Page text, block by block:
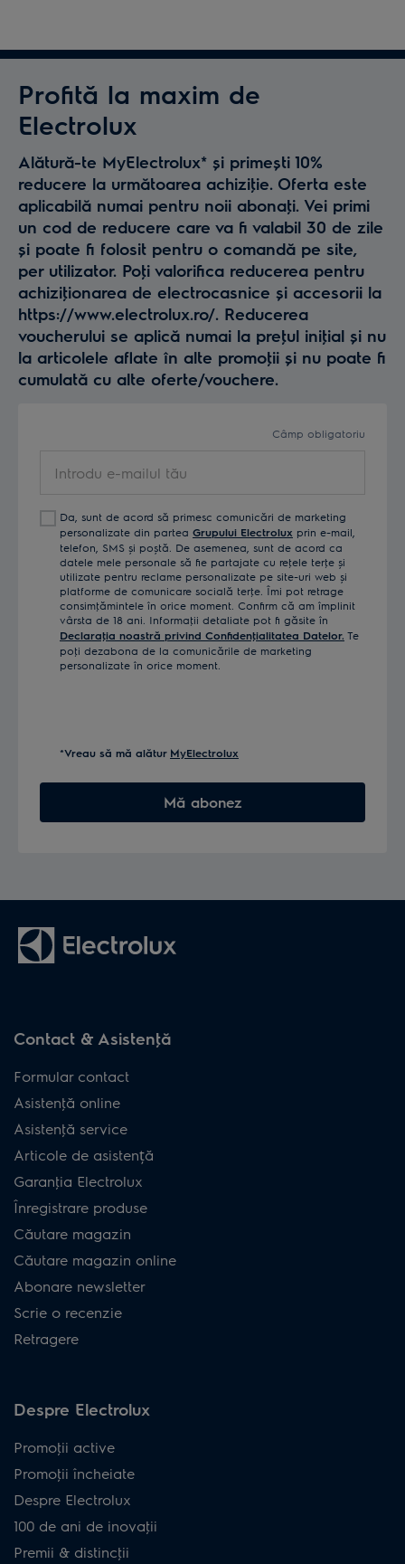
peștele la afumat aproximativ 15 minute;
Pentru granita, se amestecă ingredientele, se pune
compoziția în congelator și se lasă la înghețat. Cu o
lingură, se răzuiește până se obține consistența unei
de patiserie și se presară desupra sare grunjoasă,
apoi se garniseşte cu granita și frunze de mentă.
Profită la maxim de
Electrolux
Alătură-te MyElectrolux* și primești 10%
reducere la următoarea achiziţie. Oferta este
aplicabilă numai pentru noii abonaţi. Vei primi
un cod de reducere care va fi valabil 30 de zile
și poate fi folosit pentru o comandă pe site,
per utilizator. Poţi valorifica reducerea pentru
achiziţionarea de electrocasnice și accesorii la
https://www.electrolux.ro/. Reducerea
voucherului se aplică numai la preţul iniţial și nu
la articolele aflate în alte promoţii și nu poate fi
cumulată cu alte oferte/vouchere.
Câmp obligatoriu
tău Da, sunt de acord să primesc comunicări de marketing
personalizate din partea Grupului Electrolux prin e-mail,
telefon, SMS și poștă. De asemenea, sunt de acord ca
datele mele personale să fie partajate cu reţele terţe și
utilizate pentru reclame personalizate pe site-uri web și
platforme de comunicare socială terţe. Îmi pot retrage
consimţămintele în orice moment. Confirm că am împlinit
vârsta de 18 ani. Informaţii detaliate pot fi găsite în
Declaraţia noastră privind Confidenţialitatea Datelor. Te
poţi dezabona de la comunicările de marketing
personalizate în orice moment.
*Vreau să mă alătur MyElectrolux
Mă abonez
Contact & Asistenţă
Formular contact
Asistenţă online
Asistenţă service
Articole de asistență
Garanţia Electrolux
Înregistrare produse
Căutare magazin
Căutare magazin online
Abonare newsletter
Scrie o recenzie
Retragere
Despre Electrolux
Promoţii active
Promoţii încheiate
Despre Electrolux
100 de ani de inovaţii
Premii & distincţii